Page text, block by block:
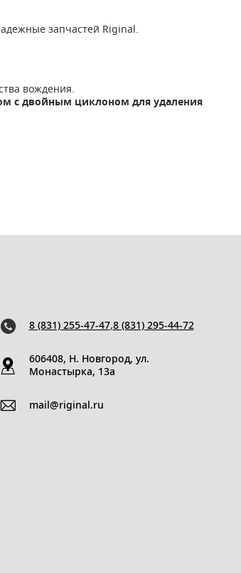
запчастей Riginal.
вождения.
с двойным циклоном для удаления
8 (831) 255-47-47,8 (831) 295-44-72
606408, Н. Новгород, ул.
Монастырка, 13a
mail@riginal.ru